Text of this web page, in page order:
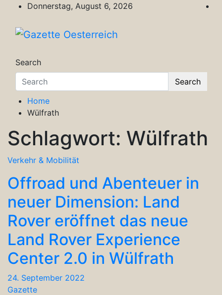
content
Donnerstag, August 6, 2026
Search
Search
Home
Wülfrath
Schlagwort: Wülfrath
Verkehr & Mobilität
Offroad und Abenteuer in
neuer Dimension: Land
Rover eröffnet das neue
Land Rover Experience
Center 2.0 in Wülfrath
24. September 2022
Gazette